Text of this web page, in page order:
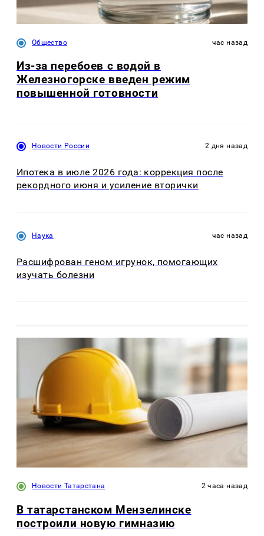
Общество час назад
Из-за перебоев с водой в
Железногорске введен режим
повышенной готовности
Новости России 2 дня назад
Ипотека в июле 2026 года: коррекция после
рекордного июня и усиление вторички
Наука час назад
Расшифрован геном игрунок, помогающих
изучать болезни
Новости Татарстана 2 часа назад
В татарстанском Мензелинске
построили новую гимназию